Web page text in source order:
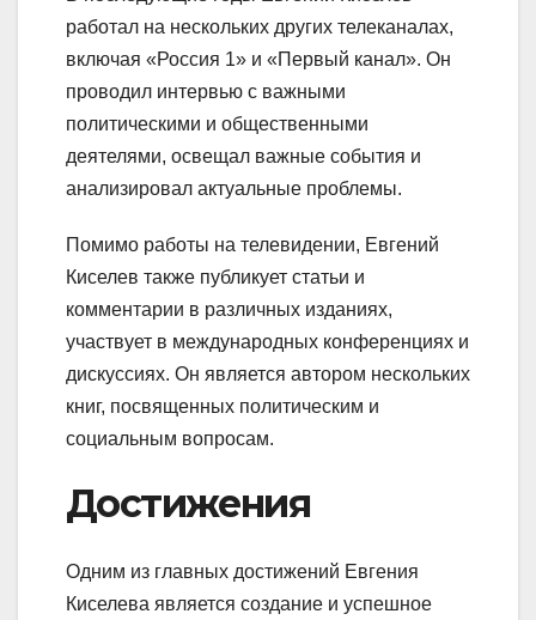
работал на нескольких других телеканалах,
включая «Россия 1» и «Первый канал». Он
проводил интервью с важными
политическими и общественными
деятелями, освещал важные события и
анализировал актуальные проблемы.
Помимо работы на телевидении, Евгений
Киселев также публикует статьи и
комментарии в различных изданиях,
участвует в международных конференциях и
дискуссиях. Он является автором нескольких
книг, посвященных политическим и
социальным вопросам.
Достижения
Одним из главных достижений Евгения
Киселева является создание и успешное